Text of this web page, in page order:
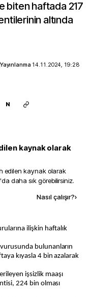
biten haftada 217
altında
Yayınlanma 14.11.2024, 19:28
N
kaynak olarak
edilen kaynak olarak
daha sık görebilirsiniz.
Nasıl çalışır?›
bulunanların
kıyasla 4 bin azalarak
işsizlik maaşı
224 bin olması